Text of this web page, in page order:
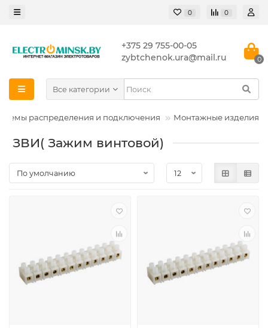
0 0
+375 29 755-00-05
zybtchenok.ura@mail.ru
0
Все категории
распределения и подключения Монтажные изделия
ЗВИ( Зажим винтовой)